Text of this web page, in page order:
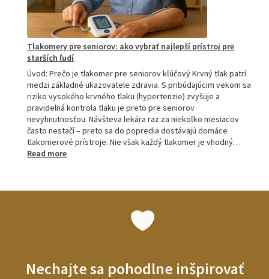
Tlakomery pre seniorov: ako vybrať najlepší prístroj pre
starších ľudí
Úvod: Prečo je tlakomer pre seniorov kľúčový Krvný tlak patrí
medzi základné ukazovatele zdravia. S pribúdajúcim vekom sa
riziko vysokého krvného tlaku (hypertenzie) zvyšuje a
pravidelná kontrola tlaku je preto pre seniorov
nevyhnutnosťou. Návšteva lekára raz za niekoľko mesiacov
často nestačí – preto sa do popredia dostávajú domáce
tlakomerové prístroje. Nie však každý tlakomer je vhodný…
Read more:
ľudí
Nechajte sa pohodlne inšpirovať